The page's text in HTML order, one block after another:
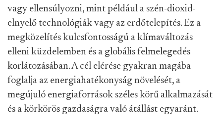
vagy ellensúlyozni, mint például a szén-dioxid-
elnyelő technológiák vagy az erdőtelepítés. Ez a
megközelítés kulcsfontosságú a klímaváltozás
elleni küzdelemben és a globális felmelegedés
korlátozásában. A cél elérése gyakran magába
foglalja az energiahatékonyság növelését, a
megújuló energiaforrások széles körű alkalmazását
és a körkörös gazdaságra való átállást egyaránt.